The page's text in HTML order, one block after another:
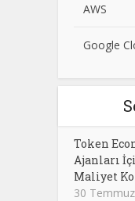
AWS
Google
Token
Ajanları
Maliyet
30